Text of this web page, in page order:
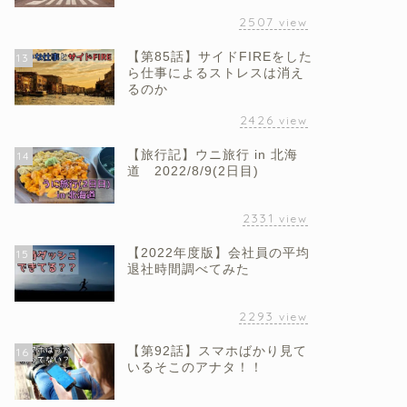
2507 view
13
【第85話】サイドFIREをした
ら仕事によるストレスは消え
るのか
2426 view
14
【旅行記】ウニ旅行 in 北海
道 2022/8/9(2日目)
2331 view
15
【2022年度版】会社員の平均
退社時間調べてみた
2293 view
16
【第92話】スマホばかり見て
いるそこのアナタ！！